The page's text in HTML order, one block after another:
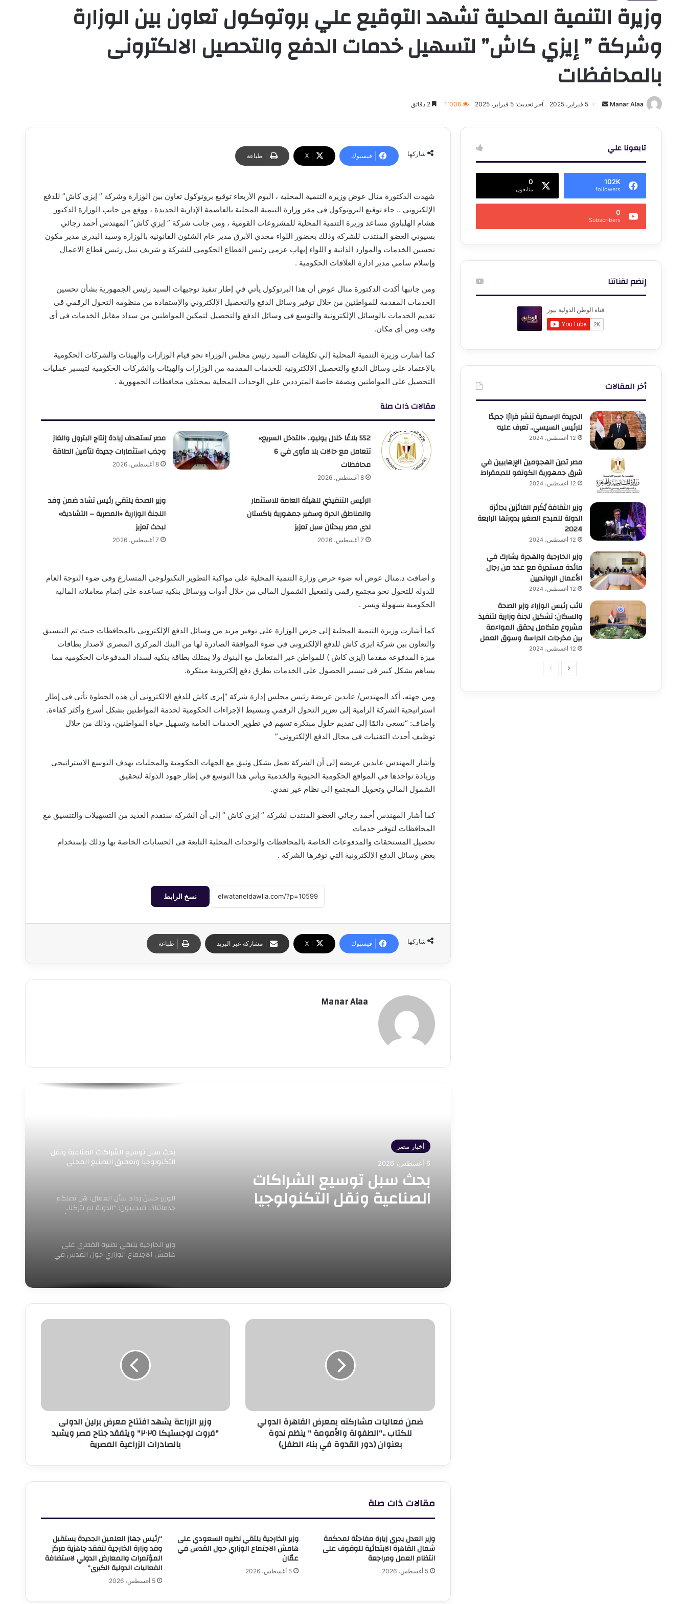
وزيرة التنمية المحلية تشهد التوقيع علي بروتوكول تعاون بين الوزارة
وشركة ” إيزي كاش” لتسهيل خدمات الدفع والتحصيل الالكترونى
بالمحافظات
Manar Alaa
أرسل
إلكترونيا
5 فبراير، 2025 آخر تحديث: 5 فبراير، 2025 1٬006 2 دقائق
شاركها فيسبوك ‫X طباعة
شهدت الدكتورة منال عوض وزيرة التنمية المحلية ، اليوم الأربعاء توقيع بروتوكول تعاون بين الوزارة وشركة ” إيزي كاش” للدفع
الإلكتروني .. جاء توقيع البروتوكول في مقر وزارة التنمية المحلية بالعاصمة الإدارية الجديدة ، ووقع من جانب الوزارة الدكتور
هشام الهلباوي مساعد وزيرة التنمية المحلية للمشروعات القومية ، ومن جانب شركة ” إيزي كاش” المهندس أحمد رجائي
بسيوني العضو المنتدب للشركة وذلك بحضور اللواء مجدي الأبرق مدير عام الشئون القانونية بالوزارة وسيد البدرى مدير مكون
تحسين الخدمات والموارد الذاتية و اللواء إيهاب عزمي رئيس القطاع الحكومي للشركة و شريف نبيل رئيس قطاع الاعمال
وإسلام سامي مدير ادارة العلاقات الحكومية .
ومن جانبها أكدت الدكتورة منال عوض أن هذا البرتوكول يأتي في إطار تنفيذ توجيهات السيد رئيس الجمهورية بشأن تحسين
الخدمات المقدمة للمواطنين من خلال توفير وسائل الدفع والتحصيل الإلكتروني والإستفادة من منظومة التحول الرقمي قى
تقديم الخدمات بالوسائل الإلكترونية والتوسع فى وسائل الدفع والتحصيل لتمكين المواطنين من سداد مقابل الخدمات فى أى
وقت ومن أى مكان.
كما أشارت وزيرة التنمية المحلية إلي تكليفات السيد رئيس مجلس الوزراء نحو قيام الوزارات والهيئات والشركات الحكومية
بالإعتماد على وسائل الدفع والتحصيل الإلكترونية للخدمات المقدمة من الوزارات والهيئات والشركات الحكومية لتيسير عمليات
التحصيل على المواطنين وبصفة خاصة المترددين علي الوحدات المحلية بمختلف محافظات الجمهورية .
مقالات ذات صلة
552 بلاغًا خلال يوليو.. «التدخل السريع»
تتعامل مع حالات بلا مأوى في 6
محافظات
8 أغسطس، 2026
مصر تستهدف زيادة إنتاج البترول والغاز
وجذب استثمارات جديدة لتأمين الطاقة
8 أغسطس، 2026
الرئيس التنفيذي للهيئة العامة للاستثمار
والمناطق الحرة وسفير جمهورية باكستان
لدى مصر يبحثان سبل تعزيز
7 أغسطس، 2026
وزير الصحة يلتقي رئيس تشاد ضمن وفد
اللجنة الوزارية «المصرية – التشادية»
لبحث تعزيز
7 أغسطس، 2026
و أضافت د.منال عوض أنه ضوء حرص وزارة التنمية المحلية على مواكبة التطوير التكنولوجى المتسارع وفى ضوء التوجة العام
للدولة للتحول نحو مجتمع رقمى ولتفعيل الشمول المالى من خلال أدوات ووسائل بنكية تساعدة على إتمام معاملاته المالية
الحكومية بسهولة ويسر .
كما أشارت وزيرة التنمية المحلية إلى حرص الوزارة على توفير مزيد من وسائل الدفع الإلكتروني بالمحافظات حيث تم التنسيق
والتعاون بين شركة ايزى كاش للدفع الإلكترونى فى ضوء الموافقة الصادرة لها من البنك المركزى المصرى لاصدار بطاقات
ميزة المدفوعة مقدما (ايزى كاش ) للمواطن غير المتعامل مع البنوك ولا يمتلك بطاقة بنكية لسداد المدفوعات الحكومية مما
يساهم بشكل كبير فى تيسير الحصول على الخدمات بطرق دفع إلكترونية مبتكرة.
ومن جهته، أكد المهندس/ عابدين عريضة رئيس مجلس إدارة شركة “إيزى كاش للدفع الالكتروني أن هذه الخطوة تأتي في إطار
استراتيجية الشركة الرامية إلى تعزيز التحول الرقمي وتبسيط الإجراءات الحكومية لخدمة المواطنين بشكل أسرع وأكثر كفاءة.
وأضاف: “نسعى دائمًا إلى تقديم حلول مبتكرة تسهم في تطوير الخدمات العامة وتسهيل حياة المواطنين، وذلك من خلال
توظيف أحدث التقنيات في مجال الدفع الإلكتروني.”
وأشار المهندس عابدين عريضه إلى أن الشركة تعمل بشكل وثيق مع الجهات الحكومية والمحليات بهدف التوسع الاستراتيجي
وزيادة تواجدها في المواقع الحكومية الحيوية والخدمية ويأتي هذا التوسع في إطار جهود الدولة لتحقيق
الشمول المالي وتحويل المجتمع إلى نظام غير نقدي.
كما أشار المهندس أحمد رجائي العضو المنتدب لشركة ” إيزى كاش ” إلى أن الشركة ستقدم العديد من التسهيلات والتنسيق مع
المحافظات لتوفير خدمات
تحصيل المستحقات والمدفوعات الخاصة بالمحافظات والوحدات المحلية التابعة فى الحسابات الخاصة بها وذلك بإستخدام
بعض وسائل الدفع الإلكترونية التي توفرها الشركة .
نسخ الرابط
شاركها فيسبوك ‫X مشاركة عبر البريد طباعة
Manar Alaa
أخبار مصر
6 أغسطس، 2026
بحث سبل توسيع الشراكات
الصناعية ونقل التكنولوجيا
وتعميق التصنيع المحلي
بحث سبل توسيع الشراكات الصناعية ونقل
التكنولوجيا وتعميق التصنيع المحلي
الوزير حسن رداد سأل العمال: هل تصلكم
خدماتنا؟.. فيجيبون: “الدولة لم تتركنا..
وتوجيهات الرئيس السيسي تمنحنا الأمان
وزير الخارجية يلتقي نظيره القطري على
هامش الاجتماع الوزاري حول القدس في
ضمن
والأمومة
الطفل)
ضمن فعاليات مشاركته بمعرض القاهرة الدولي
للكتاب .."الطفولة والأمومة " ينظم ندوة
بعنوان (دور القدوة في بناء الطفل)
وزير
لوجستيكا
ويتفقد
وزير الزراعة يشهد افتتاح معرض برلين الدولى
"فروت لوجستيكا ٢٠٢٥" ويتفقد جناح مصر ويشيد
بالصادرات الزراعية المصرية
مقالات ذات صلة
وزير العدل يجري زيارة مفاجئة لمحكمة
شمال القاهرة الابتدائية للوقوف على
انتظام العمل ومراجعة
5 أغسطس، 2026
وزير الخارجية يلتقي نظيره السعودي على
هامش الاجتماع الوزاري حول القدس في
عمّان
5 أغسطس، 2026
“رئيس جهاز العلمين الجديدة يستقبل
وفد وزارة الخارجية لتفقد جاهزية مركز
المؤتمرات والمعارض الدولي لاستضافة
الفعاليات الدولية الكبرى”
5 أغسطس، 2026
تابعونا علي
102K
followers
0
متابعون
0
Subscribers
إنضم لقناتنا
أخر المقالات
الجريدة الرسمية تنشر قرارًا جديدًا
للرئيس السيسي.. تعرف عليه
12 أغسطس، 2024
مصر تدين الهجومين الإرهابيين في
شرق جمهورية الكونغو للديمقراط
12 أغسطس، 2024
وزير الثقافة يُكَرم الفائزين بجائزة
الدولة للمبدع الصغير بدورتها الرابعة
2024
12 أغسطس، 2024
وزير الخارجية والهجرة يشارك في
مائدة مستديرة مع عدد من رجال
الأعمال الروانديين
12 أغسطس، 2024
نائب رئيس الوزراء وزير الصحة
والسكان: تشكيل لجنة وزارية لتنفيذ
مشروع متكامل يحقق المواءمة
بين مخرجات الدراسة وسوق العمل
12 أغسطس، 2024
الصفحةالصفحة